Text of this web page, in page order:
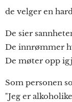
de velger en
De sier
De innrømmer
De møter opp
Som personen
"Jeg er